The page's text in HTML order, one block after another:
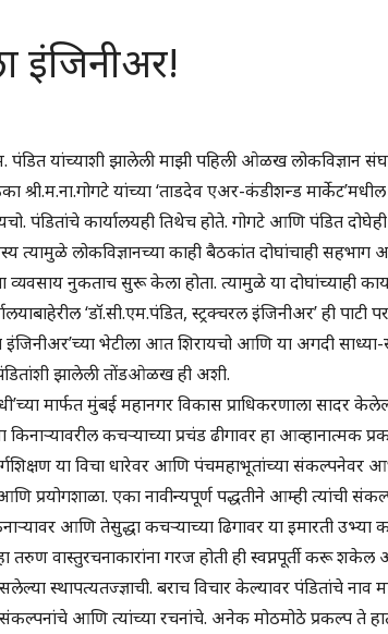
इंजिनीअर!
पंडित यांच्याशी झालेली माझी पहिली ओळख लोकविज्ञान
श्री.म.ना.गोगटे यांच्या ‘ताडदेव एअर-कंडीशन्ड
पंडितांचे कार्यालयही तिथेच होते. गोगटे आणि पंडित
त्यामुळे लोकविज्ञानच्या काही बैठकांत दोघांचाही सहभाग
व्यवसाय नुकताच सुरू केला होता. त्यामुळे या दोघांच्याही
‘डॉ.सी.एम.पंडित, स्ट्रक्चरल इंजिनीअर’ ही पाटी
भेटीला आत शिरायचो आणि या अगदी साध्या-
झालेली तोंडओळख ही अशी.
मार्फत मुंबई महानगर विकास प्राधिकरणाला सादर केलेला
किनाऱ्यावरील कचऱ्याच्या प्रचंड ढीगावर हा आव्हानात्मक
या विचा धारेवर आणि पंचमहाभूतांच्या संकल्पनेवर
प्रयोगशाळा. एका नावीन्यपूर्ण पद्धतीने आम्ही त्यांची
आणि तेसुद्धा कचऱ्याच्या ढिगावर या इमारती
वास्तुरचनाकारांना गरज होती ही स्वप्नपूर्ती करू
स्थापत्यतज्ज्ञाची. बराच विचार केल्यावर पंडितांचे नाव
संकल्पनांचे आणि त्यांच्या रचनांचे. अनेक मोठमोठे प्रकल्प ते